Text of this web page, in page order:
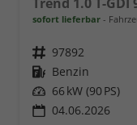
sofort lieferbar
Fahrzeugnr. 97892
Kraftstoff Benzin
Leistung 66 kW (90 PS)
04.06.2026